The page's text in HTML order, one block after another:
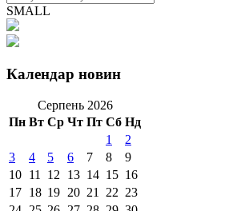
SMALL
Календар новин
Серпень 2026
Пн Вт Ср Чт Пт Сб Нд
1
2
3
4 5 6 7 8
9
10 11 12 13 14 15 16
17 18 19 20 21 22 23